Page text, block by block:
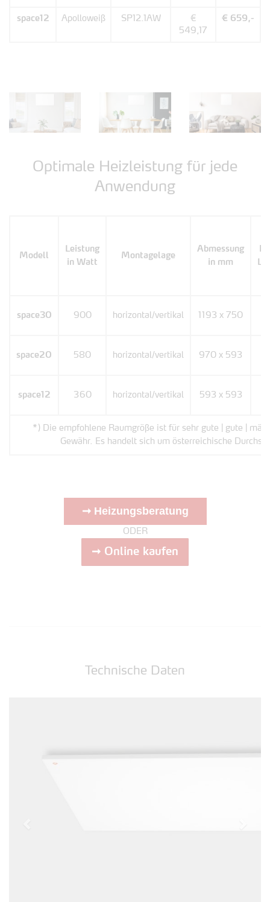
space12 Apolloweiß SP12.1AW
€
549,17
€ 659,-
Optimale Heizleistung für jede
Anwendung
Modell
Leistung
in Watt
Montagelage
Abmessung
in mm
space30 900 horizontal/vertikal 1193 x 750
space20 580 horizontal/vertikal 970 x 593
space12 360 horizontal/vertikal 593 x 593
*) Die empfohlene Raumgröße ist für sehr gute | gute |
Gewähr. Es handelt sich um österreichische
➞ Heizungsberatung
ODER
➞ Online kaufen
Technische Daten